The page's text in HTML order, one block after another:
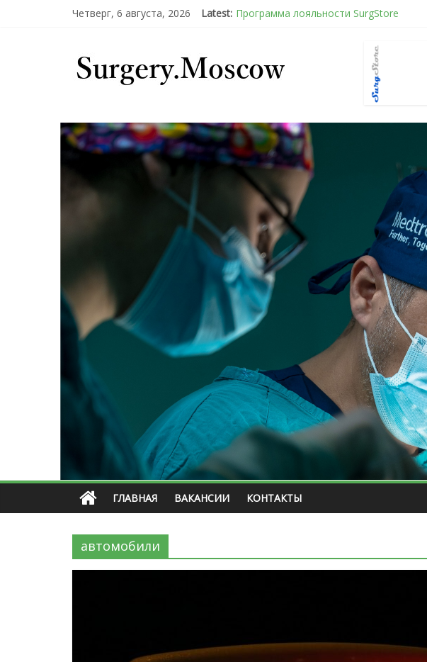
Четверг, 6 августа, 2026 Latest: Программа лояльности SurgStore
Послеоперационное восстановление
Барбированные нити в хирургии:
Эротический конфликт по Юнгу
ГЛАВНАЯ ВАКАНСИИ КОНТАКТЫ
автомобили